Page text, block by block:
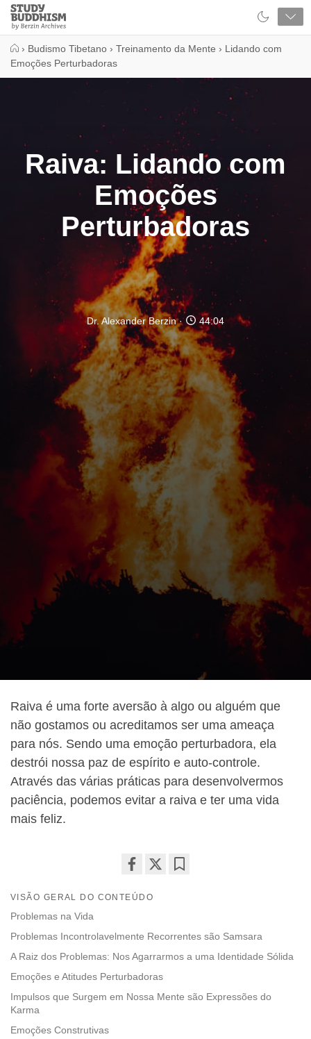
Close
Study
Buddhism
› Budismo Tibetano › Treinamento da Mente › Lidando com
Emoções Perturbadoras
Raiva: Lidando com
Emoções
Perturbadoras
Dr. Alexander Berzin 44:04
Raiva é uma forte aversão à algo ou alguém que
não gostamos ou acreditamos ser uma ameaça
para nós. Sendo uma emoção perturbadora, ela
destrói nossa paz de espírito e auto-controle.
Através das várias práticas para desenvolvermos
paciência, podemos evitar a raiva e ter uma vida
mais feliz.
on
VISÃO GERAL DO CONTEÚDO
Problemas na Vida
Problemas Incontrolavelmente Recorrentes são Samsara
A Raiz dos Problemas: Nos Agarrarmos a uma Identidade Sólida
Emoções e Atitudes Perturbadoras
Impulsos que Surgem em Nossa Mente são Expressões do
Karma
Emoções Construtivas